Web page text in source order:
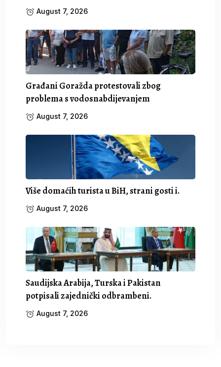
August 7, 2026
Građani Goražda protestovali zbog
problema s vodosnabdijevanjem
August 7, 2026
Više domaćih turista u BiH, strani gosti i.
August 7, 2026
Saudijska Arabija, Turska i Pakistan
potpisali zajednički odbrambeni.
August 7, 2026